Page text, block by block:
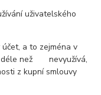
uživatelského
a to zejména v
déle než nevyužívá,
z kupní smlouvy